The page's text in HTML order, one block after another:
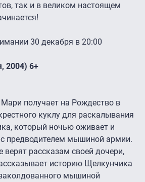
так и в великом настоящем
30 декабря в 20:00
2004) 6+
получает на Рождество в
куклу для раскалывания
который ночью оживает и
с предводителем мышиной армии.
верят рассказам своей дочери,
историю Щелкунчика
мышиной